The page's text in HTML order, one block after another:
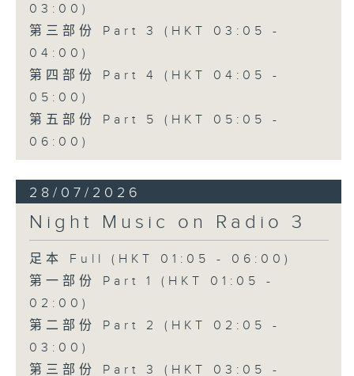
03:00)
第三部份 Part 3 (HKT 03:05 -
04:00)
第四部份 Part 4 (HKT 04:05 -
05:00)
第五部份 Part 5 (HKT 05:05 -
06:00)
28/07/2026
Night Music on Radio 3
足本 Full (HKT 01:05 - 06:00)
第一部份 Part 1 (HKT 01:05 -
02:00)
第二部份 Part 2 (HKT 02:05 -
03:00)
第三部份 Part 3 (HKT 03:05 -